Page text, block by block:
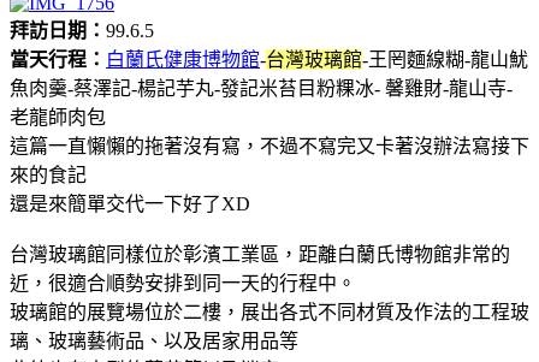
拜訪日期： 99.6.5
當天行程： 白蘭氏健康博物館-台灣玻璃館-王罔麵線糊-龍山魷
魚肉羹-蔡澤記-楊記芋丸-發記米苔目粉粿冰- 馨雞財-龍山寺-
老龍師肉包
這篇一直懶懶的拖著沒有寫，不過不寫完又卡著沒辦法寫接下
來的食記
還是來簡單交代一下好了XD
台灣玻璃館同樣位於彰濱工業區，距離白蘭氏博物館非常的
近，很適合順勢安排到同一天的行程中。
玻璃館的展覽場位於二樓，展出各式不同材質及作法的工程玻
璃、玻璃藝術品、以及居家用品等